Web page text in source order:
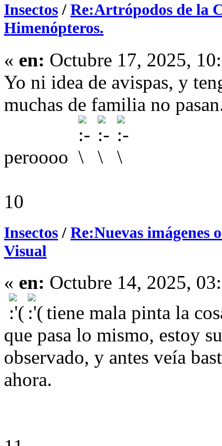
Insectos/ Re:Artrópodos de la
Himenópteros.
« en: Octubre 17, 2025,
Yo ni idea de avispas, y
muchas de familia no
peroooo
10
Insectos / Re:Nuevas imágenes
Visual
« en: Octubre 14, 2025,
tiene mala pinta la
que pasa lo mismo, estoy
observado, y antes veía
ahora.